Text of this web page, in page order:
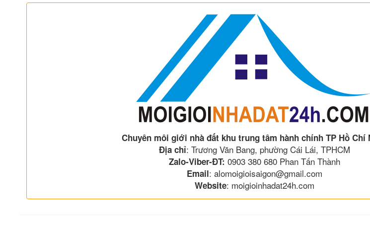
Chuyên môi giới nhà đất khu trung tâm hành chính TP Hồ Chí
Địa chỉ: Trương Văn Bang, phường Cái Lái, TPHCM
Zalo-Viber-ĐT: 0903 380 680 Phan Tấn Thành
Email: alomoigioisaigon@gmail.com
Website: moigioinhadat24h.com